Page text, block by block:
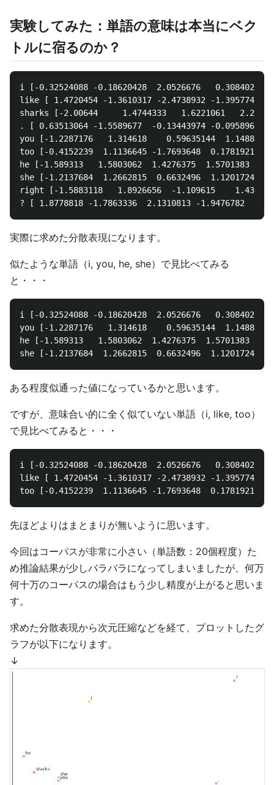
実験してみた：単語の意味は本当にベク
トルに宿るのか？
i [-0.32524088 -0.18620428  2.0526676   0.3084023
like [ 1.4720454 -1.3610317 -2.4738932 -1.3957747
sharks [-2.00644     1.4744333   1.6221061
. [ 0.63513064 -1.5589677  -0.13443974 -0.09589648
you [-1.2287176   1.314618    0.59635144
too [-0.4152239  1.1136645 -1.7693648  0.1781921
he [-1.589313   1.5803062  1.4276375  1.5701383 -
she [-1.2137684  1.2662815  0.6632496  1.1201724 -
right [-1.5883118   1.8926656  -1.109615
実際に求めた分散表現になります。
似たような単語（i, you, he, she）で見比べてみる
と・・・
i [-0.32524088 -0.18620428  2.0526676   0.3084023
you [-1.2287176   1.314618    0.59635144
he [-1.589313   1.5803062  1.4276375  1.5701383 -
ある程度似通った値になっているかと思います。
ですが、意味合い的に全く似ていない単語（i, like, too）
で見比べてみると・・・
i [-0.32524088 -0.18620428  2.0526676   0.3084023
like [ 1.4720454 -1.3610317 -2.4738932 -1.3957747
先ほどよりはまとまりが無いように思います。
今回はコーパスが非常に小さい（単語数：20個程度）た
め推論結果が少しバラバラになってしまいましたが、何万
何十万のコーパスの場合はもう少し精度が上がると思いま
す。
求めた分散表現から次元圧縮などを経て、プロットしたグ
ラフが以下になります。
↓